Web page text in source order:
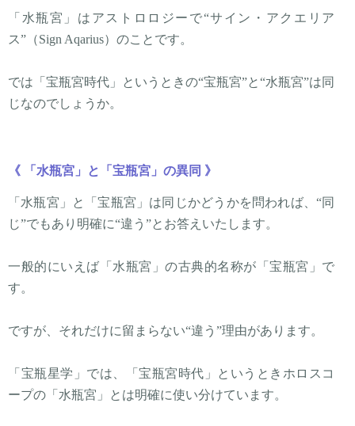
「水瓶宮」はアストロロジーで“サイン・アクエリア
ス”（Sign Aqarius）のことです。
では「宝瓶宮時代」というときの“宝瓶宮”と“水瓶宮”は同
じなのでしょうか。
《 「水瓶宮」と「宝瓶宮」の異同 》
「水瓶宮」と「宝瓶宮」は同じかどうかを問われば、“同
じ”でもあり明確に“違う”とお答えいたします。
一般的にいえば「水瓶宮」の古典的名称が「宝瓶宮」で
す。
ですが、それだけに留まらない“違う”理由があります。
「宝瓶星学」では、「宝瓶宮時代」というときホロスコ
ープの「水瓶宮」とは明確に使い分けています。